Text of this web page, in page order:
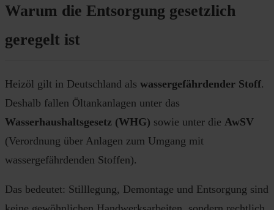
Warum die Entsorgung gesetzlich
geregelt ist
Heizöl gilt in Deutschland als wassergefährdender Stoff.
Deshalb fallen Öltankanlagen unter das
Wasserhaushaltsgesetz (WHG) sowie unter die AwSV
(Verordnung über Anlagen zum Umgang mit
wassergefährdenden Stoffen).
Das bedeutet: Stilllegung, Demontage und Entsorgung sind